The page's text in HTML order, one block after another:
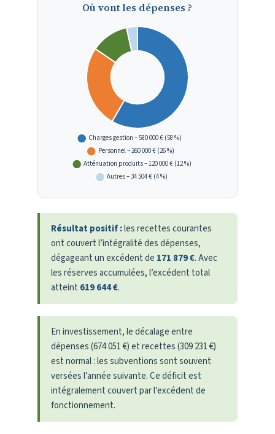
Où vont les dépenses ?
Résultat positif :les recettes courantes
ont couvert l’intégralité des dépenses,
dégageant un excédent de 171 879 €. Avec
les réserves accumulées, l’excédent total
atteint 619 644 €.
En investissement, le décalage entre
dépenses (674 051 €) et recettes (309 231 €)
est normal : les subventions sont souvent
versées l’année suivante. Ce déficit est
intégralement couvert par l’excédent de
fonctionnement.